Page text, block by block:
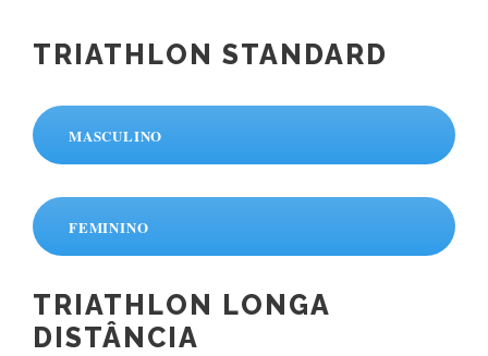
TRIATHLON STANDARD
MASCULINO
FEMININO
TRIATHLON LONGA
DISTÂNCIA